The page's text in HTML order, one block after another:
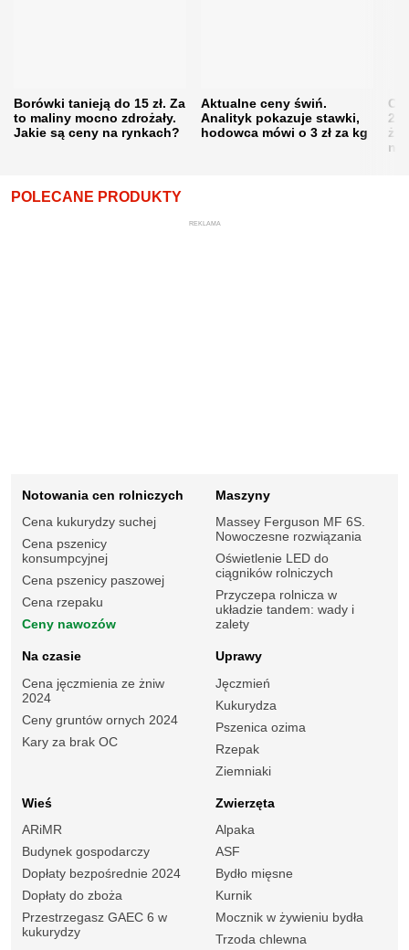
Borówki tanieją do 15 zł. Za
to maliny mocno zdrożały.
Jakie są ceny na rynkach?
Aktualne ceny świń.
Analityk pokazuje stawki,
hodowca mówi o 3 zł za kg
POLECANE PRODUKTY
REKLAMA
Notowania cen rolniczych
Cena kukurydzy suchej
Cena pszenicy
konsumpcyjnej
Cena pszenicy paszowej
Cena rzepaku
Ceny nawozów
Maszyny
Massey Ferguson MF 6S.
Nowoczesne rozwiązania
Oświetlenie LED do
ciągników rolniczych
Przyczepa rolnicza w
układzie tandem: wady i
zalety
Na czasie
Cena jęczmienia ze żniw
2024
Ceny gruntów ornych 2024
Kary za brak OC
Uprawy
Jęczmień
Kukurydza
Pszenica ozima
Rzepak
Ziemniaki
Wieś
ARiMR
Budynek gospodarczy
Dopłaty bezpośrednie 2024
Dopłaty do zboża
Przestrzegasz GAEC 6 w
kukurydzy
Zwierzęta
Alpaka
ASF
Bydło mięsne
Kurnik
Mocznik w żywieniu bydła
Trzoda chlewna